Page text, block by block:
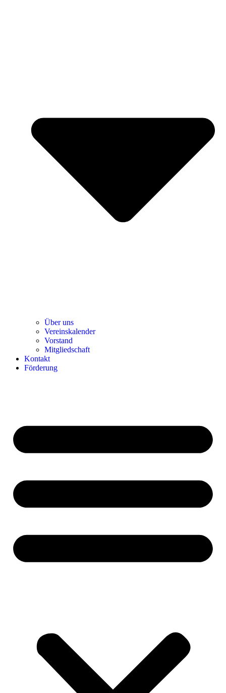
Über uns
Ver­einska­len­der
Vor­stand
Mit­glied­schaft
Kon­takt
För­de­rung